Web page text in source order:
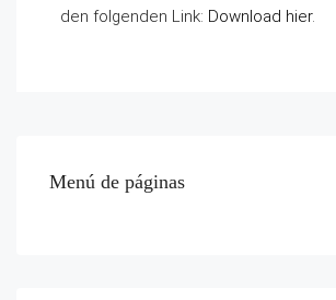
den folgenden Link: Download hier.
Menú de páginas